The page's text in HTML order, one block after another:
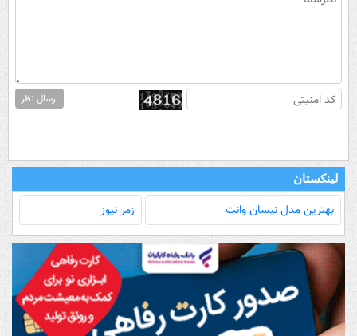
ارسال نظر
لینکستان
بهترین مدل‌ نیسان وانت زمر نیوز